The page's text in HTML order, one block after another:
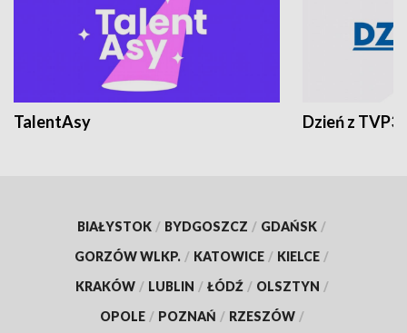
TalentAsy Dzień z TVP3
BIAŁYSTOK / BYDGOSZCZ / GDAŃSK /
GORZÓW WLKP. / KATOWICE / KIELCE /
KRAKÓW / LUBLIN / ŁÓDŹ / OLSZTYN /
OPOLE / POZNAŃ / RZESZÓW /